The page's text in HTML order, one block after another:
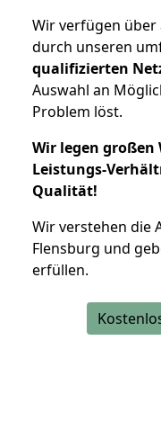
Wir verfügen über
durch unseren
qualifizierten
Auswahl an
Problem löst.
Wir legen großen
Leistungs-
Qualität!
Wir verstehen die
Flensburg und
erfüllen.